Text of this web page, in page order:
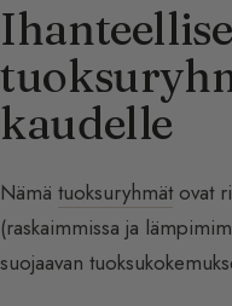
kaudelle
Nämä tuoksuryhmätovat
(raskaimmissa ja
suojaavan